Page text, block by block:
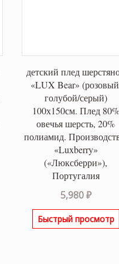
детский плед
«LUX Bear»
голубой/серый)
100х150см. Плед 80%
овечья шерсть, 20%
полиамид.
«Luxberry»
(«Люксберри»),
Португалия
5,980₽
Быстрый просмотр